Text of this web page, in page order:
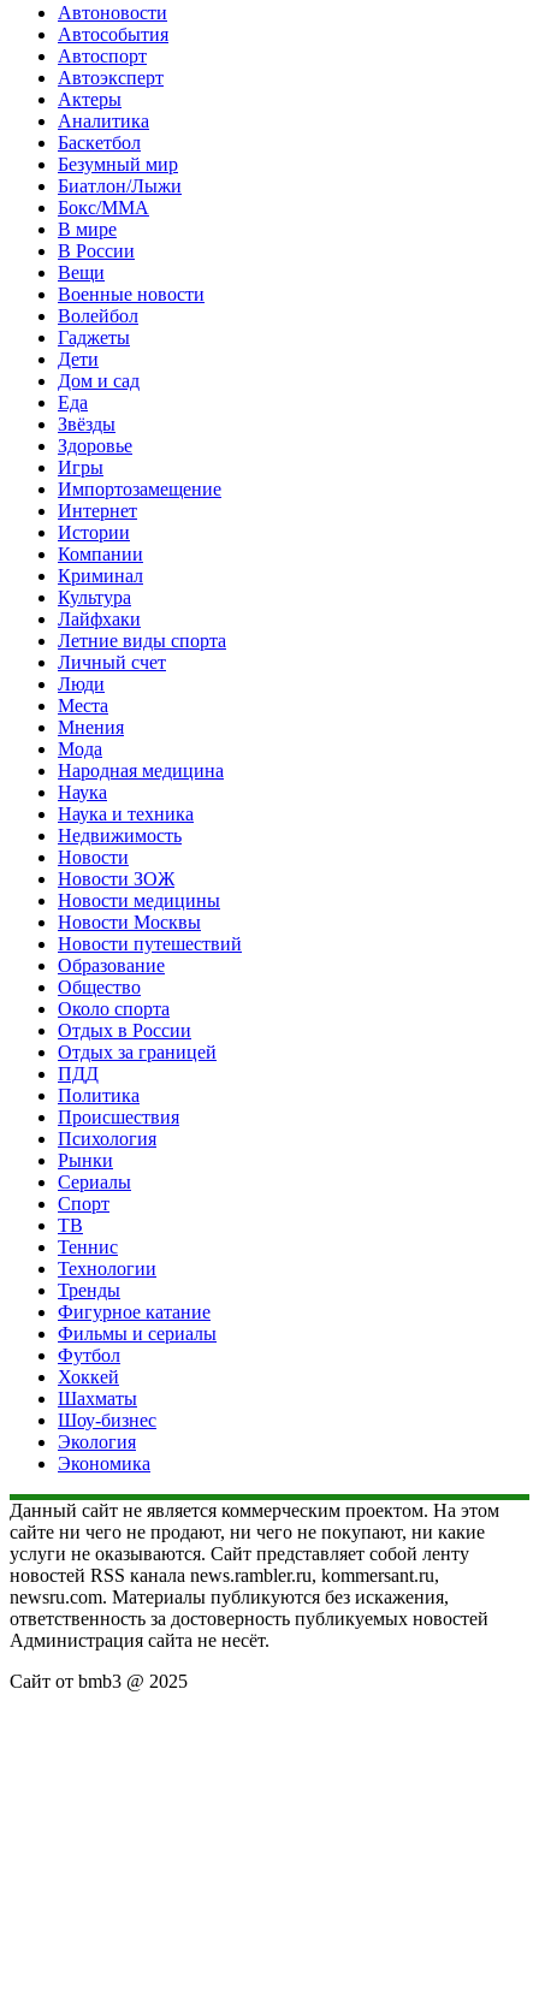
Автоновости
Автособытия
Автоспорт
Автоэксперт
Актеры
Аналитика
Баскетбол
Безумный мир
Биатлон/Лыжи
Бокс/MMA
В мире
В России
Вещи
Военные новости
Волейбол
Гаджеты
Дети
Дом и сад
Еда
Звёзды
Здоровье
Игры
Импортозамещение
Интернет
Истории
Компании
Криминал
Культура
Лайфхаки
Летние виды спорта
Личный счет
Люди
Места
Мнения
Мода
Народная медицина
Наука
Наука и техника
Недвижимость
Новости
Новости ЗОЖ
Новости медицины
Новости Москвы
Новости путешествий
Образование
Общество
Около спорта
Отдых в России
Отдых за границей
ПДД
Политика
Происшествия
Психология
Рынки
Сериалы
Спорт
ТВ
Теннис
Технологии
Тренды
Фигурное катание
Фильмы и сериалы
Футбол
Хоккей
Шахматы
Шоу-бизнес
Экология
Экономика
Данный сайт не является коммерческим проектом. На этом
сайте ни чего не продают, ни чего не покупают, ни какие
услуги не оказываются. Сайт представляет собой ленту
новостей RSS канала news.rambler.ru, kommersant.ru,
newsru.com. Материалы публикуются без искажения,
ответственность за достоверность публикуемых новостей
Администрация сайта не несёт.
Сайт от bmb3 @ 2025